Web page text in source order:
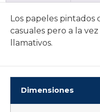
Los papeles pintados
casuales pero a la
llamativos.
Dimensiones